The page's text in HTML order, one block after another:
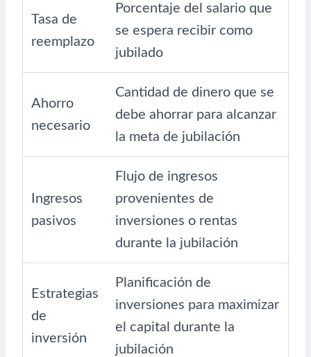
Tasa de
reemplazo
Porcentaje del salario que
se espera recibir como
jubilado
Ahorro
necesario
Cantidad de dinero que se
debe ahorrar para alcanzar
la meta de jubilación
Ingresos
pasivos
Flujo de ingresos
provenientes de
inversiones o rentas
durante la jubilación
Estrategias
de
inversión
Planificación de
inversiones para maximizar
el capital durante la
jubilación